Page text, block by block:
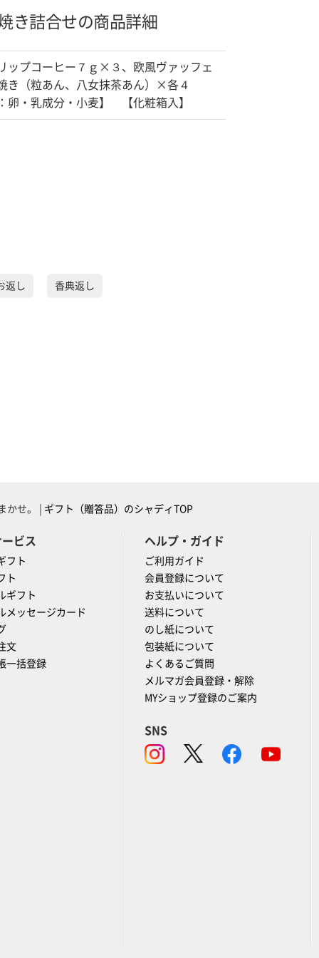
き詰合せの商品詳細
ップコーヒー７ｇ×３、欧風ヴァッフェ
き（粒あん、八女抹茶あん）×各４
卵・乳成分・小麦】 【化粧箱入】
返し 香典返し
かせ。 | ギフト（贈答品）のシャディTOP
ビス
フト
ト
ギフト
メッセージカード
文
一括登録
ヘルプ・ガイド
ご利用ガイド
会員登録について
お支払いについて
送料について
のし紙について
包装紙について
よくあるご質問
メルマガ会員登録・解除
MYショップ登録のご案内
SNS